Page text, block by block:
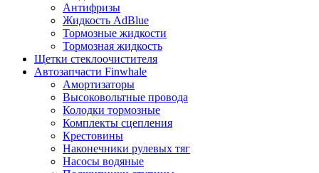
Антифризы
Жидкость AdBlue
Тормозные жидкости
Тормозная жидкость
Щетки стеклоочистителя
Автозапчасти Finwhale
Амортизаторы
Высоковольтные провода
Колодки тормозные
Комплекты сцепления
Крестовины
Наконечники рулевых тяг
Насосы водяные